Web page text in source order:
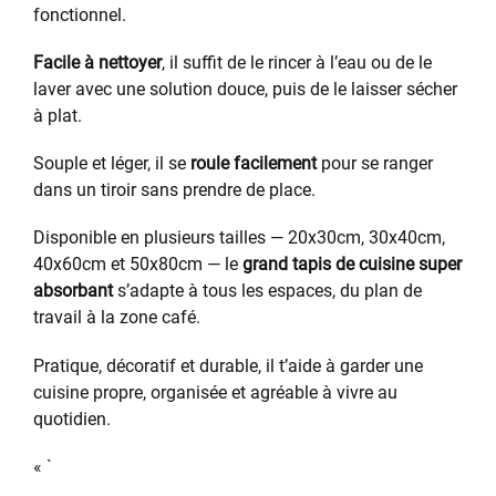
fonctionnel.
Facile à nettoyer, il suffit de le rincer à l’eau ou de le
laver avec une solution douce, puis de le laisser sécher
à plat.
Souple et léger, il se roule facilementpour se ranger
dans un tiroir sans prendre de place.
Disponible en plusieurs tailles — 20x30cm, 30x40cm,
40x60cm et 50x80cm — le grand tapis de cuisine super
absorbants’adapte à tous les espaces, du plan de
travail à la zone café.
Pratique, décoratif et durable, il t’aide à garder une
cuisine propre, organisée et agréable à vivre au
quotidien.
« `